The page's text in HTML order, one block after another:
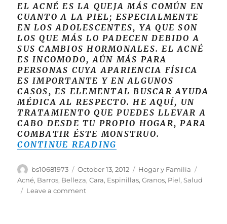
EL ACNÉ ES LA QUEJA MÁS COMÚN EN
CUANTO A LA PIEL; ESPECIALMENTE
EN LOS ADOLESCENTES, YA QUE SON
LOS QUE MÁS LO PADECEN DEBIDO A
SUS CAMBIOS HORMONALES. EL ACNÉ
ES INCOMODO, AÚN MÁS PARA
PERSONAS CUYA APARIENCIA FÍSICA
ES IMPORTANTE Y EN ALGUNOS
CASOS, ES ELEMENTAL BUSCAR AYUDA
MÉDICA AL RESPECTO. HE AQUÍ, UN
TRATAMIENTO QUE PUEDES LLEVAR A
CABO DESDE TU PROPIO HOGAR, PARA
COMBATIR ÉSTE MONSTRUO.
CONTINUE READING
Author
bs10681973
Posted
on
October 13, 2012 Categories
Hogar y Familia
Acné, Barros, Belleza,Cara, Espinillas,Granos, Piel,Salud
Leave a commenton